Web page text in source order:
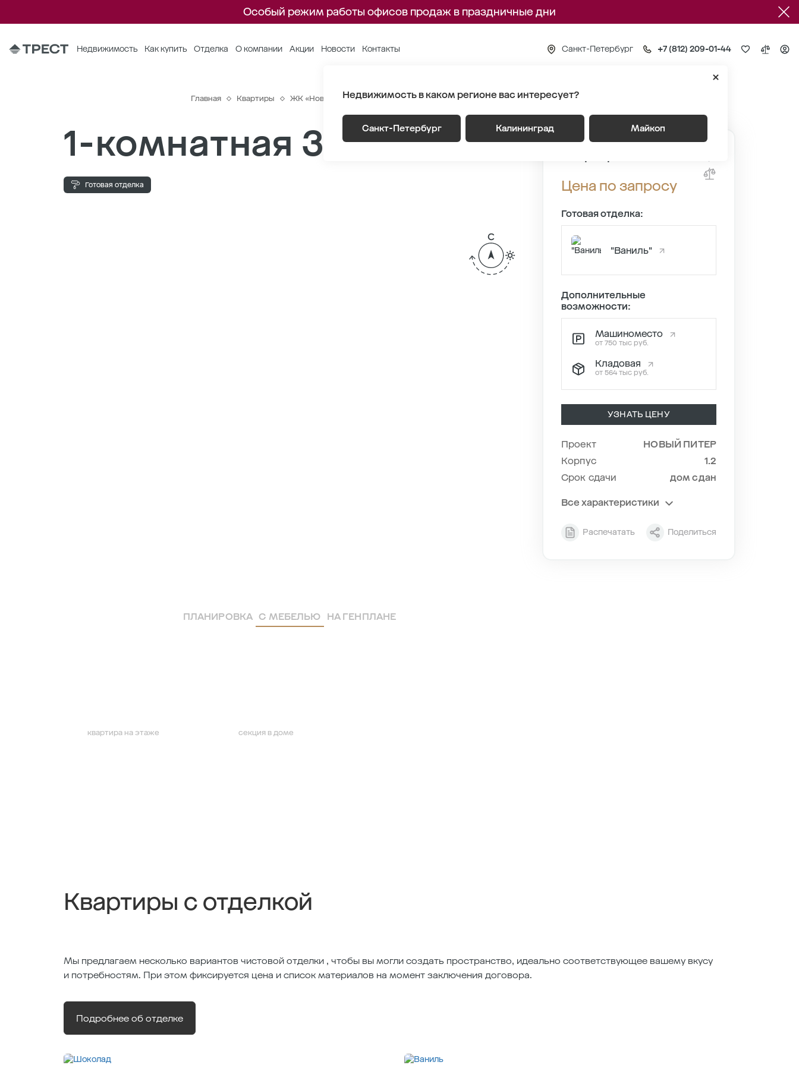
Особый режим работы офисов продаж в праздничные дни
Недвижимость Как купить Отделка О компании Акции Новости Контакты Санкт-Петербург +7 (812) 209-01-44
Недвижимость в каком регионе вас интересует?
Санкт-Петербург Калининград Майкоп
Главная Квартиры ЖК «Новый Питер» Генплан Лот 1.2 Этаж 6 Секция 5 Квартира №377
1-комнатная 39.5 м2
Готовая отделка
С МЕБЕЛЬЮ
ПЛАНИРОВКА НА ГЕНПЛАНЕ
квартира на этаже секция в доме
Цена по запросу
Готовая отделка:
"Ваниль"
Дополнительные
возможности:
Машиноместо
от 750 тыс руб.
Кладовая
от 564 тыс руб.
УЗНАТЬ ЦЕНУ
Проект
НОВЫЙ ПИТЕР
Корпус
1.2
Срок сдачи
дом сдан
Все характеристики
Секция
5
Распечатать Поделиться
Квартиры с отделкой
Мы предлагаем несколько вариантов чистовой отделки , чтобы вы могли создать пространство, идеально соответствующее вашему вкусу
и потребностям. При этом фиксируется цена и список материалов на момент заключения договора.
Подробнее об отделке